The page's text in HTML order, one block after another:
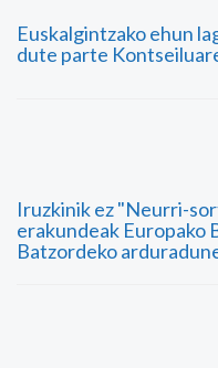
Euskalgintzako ehun
dute parte
Iruzkinik ez "Neurri-
erakundeak Europako
Batzordeko